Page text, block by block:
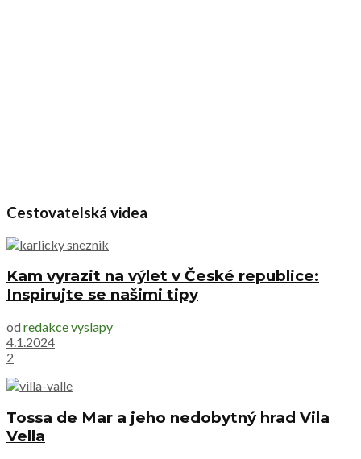
Cestovatelská videa
Kam vyrazit na výlet v České republice:
Inspirujte se našimi tipy
od redakce vyslapy
4.1.2024
2
Tossa de Mar a jeho nedobytný hrad Vila
Vella